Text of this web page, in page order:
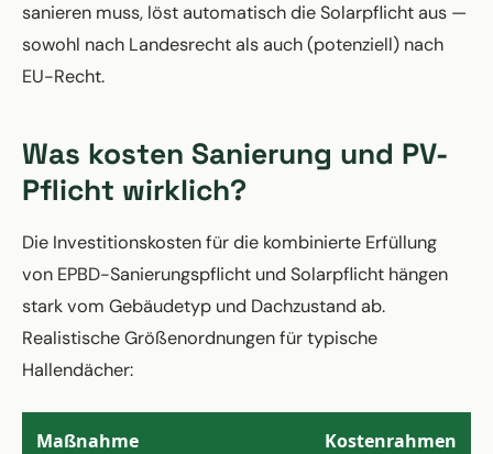
sanieren muss, löst automatisch die Solarpflicht aus —
sowohl nach Landesrecht als auch (potenziell) nach
EU-Recht.
Was kosten Sanierung und PV-
Pflicht wirklich?
Die Investitionskosten für die kombinierte Erfüllung
von EPBD-Sanierungspflicht und Solarpflicht hängen
stark vom Gebäudetyp und Dachzustand ab.
Realistische Größenordnungen für typische
Hallendächer:
Maßnahme Kostenrahmen